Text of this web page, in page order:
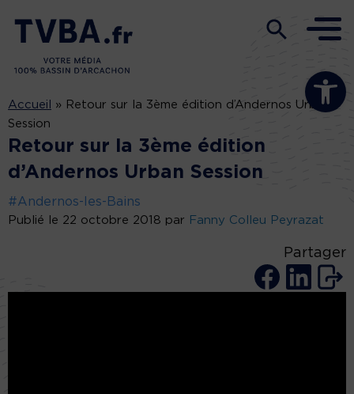
Ouvrir la
Accueil » Retour sur la 3ème édition d’Andernos Urban
Session
Retour sur la 3ème édition
d’Andernos Urban Session
#Andernos-les-Bains
Publié le 22 octobre 2018 par Fanny Colleu Peyrazat
Partager